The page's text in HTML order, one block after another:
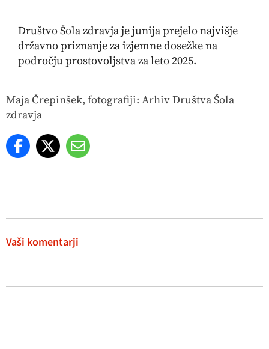
Društvo Šola zdravja je junija prejelo najvišje
državno priznanje za izjemne dosežke na
področju prostovoljstva za leto 2025.
Maja Črepinšek, fotografiji: Arhiv Društva Šola
zdravja
Vaši komentarji